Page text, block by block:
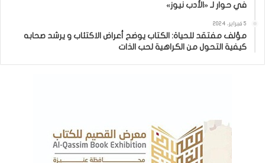
في حوار لـ «الأدب نيوز»
5 فبراير، 2024
مؤلف مفتقد للحياة: الكتاب يوضح أعراض الاكتئاب و يرشد صحابه
كيفية التحول من الكراهية لحب الذات